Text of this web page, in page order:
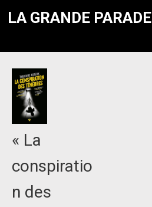
LA GRANDE PARADE
« La
conspiratio
n des